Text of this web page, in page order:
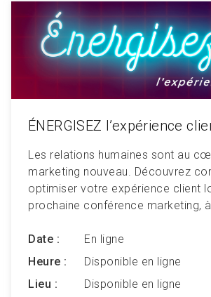
ÉNERGISEZ l’expérience
Les relations humaines sont au
marketing nouveau. Découvrez
optimiser votre expérience client
prochaine conférence marketing,
Date :
En ligne
Heure :
Disponible en ligne
Lieu :
Disponible en ligne